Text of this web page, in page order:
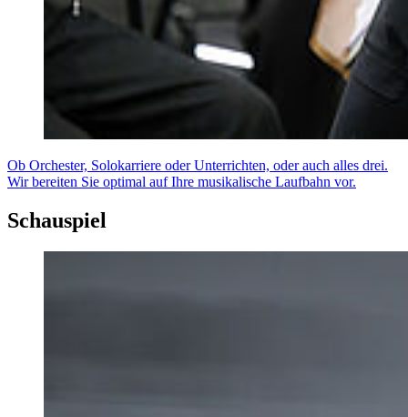
Ob Orchester, Solokarriere oder Unterrichten, oder auch alles drei.
Wir bereiten Sie optimal auf Ihre musikalische Laufbahn vor.
Schauspiel